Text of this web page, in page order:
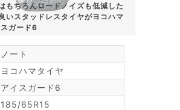
もちろんロードノイズも低減した
いスタッドレスタイヤがヨコハマ
ガード6
ノート
ヨコハマタイヤ
アイスガード6
185/65R15